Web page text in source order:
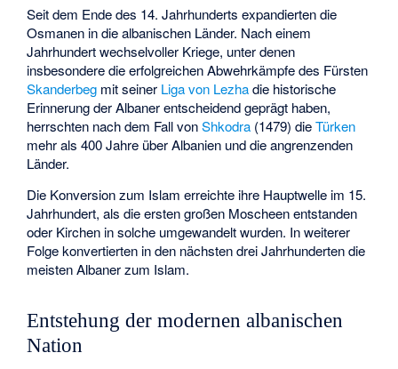
Seit dem Ende des 14. Jahrhunderts expandierten die
Osmanen in die albanischen Länder. Nach einem
Jahrhundert wechselvoller Kriege, unter denen
insbesondere die erfolgreichen Abwehrkämpfe des Fürsten
Skanderbeg mit seiner Liga von Lezhadie historische
Erinnerung der Albaner entscheidend geprägt haben,
herrschten nach dem Fall vonShkodra (1479) dieTürken
mehr als 400 Jahre über Albanien und die angrenzenden
Länder.
Die Konversion zum Islam erreichte ihre Hauptwelle im 15.
Jahrhundert, als die ersten großen Moscheen entstanden
oder Kirchen in solche umgewandelt wurden. In weiterer
Folge konvertierten in den nächsten drei Jahrhunderten die
meisten Albaner zum Islam.
Entstehung der modernen albanischen
Nation